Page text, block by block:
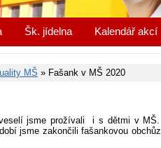
Šk. jídelna Kalendář akcí
MŠ » Fašank v MŠ 2020
jsme prožívali i s dětmi v
jsme zakončili fašankovou